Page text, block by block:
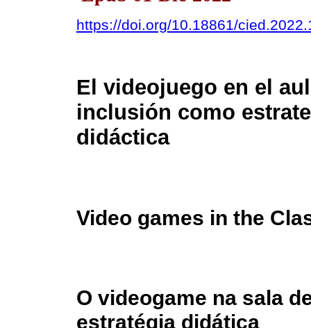
https://doi.org/10.18861/
El videojuego en el
inclusión como
didáctica
Video games in the
O videogame na sala
estratégia didática